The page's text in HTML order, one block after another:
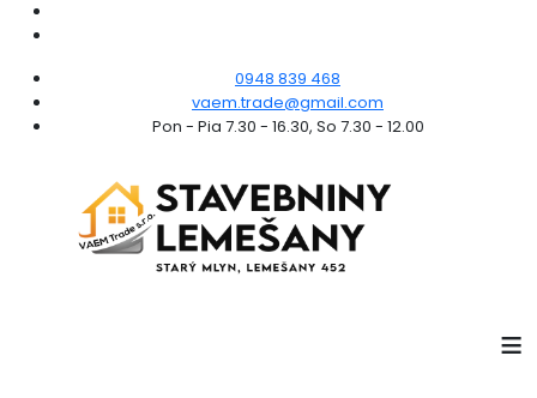
0948 839 468
vaem.trade@gmail.com
Pon - Pia 7.30 - 16.30, So 7.30 - 12.00
≡